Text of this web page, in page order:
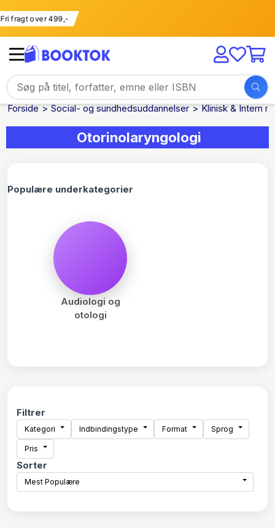
Fri fragt over 499,-
Forside Social- og sundhedsuddannelser Klinisk & Intern
Otorinolaryngologi
Populære underkategorier
Audiologi og
otologi
Filtrer
Kategori Indbindingstype Format Sprog
Pris
Sorter
Mest Populære